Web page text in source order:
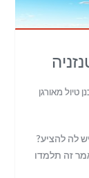
טיול מאורגן
לה להציע?
זה תלמדו